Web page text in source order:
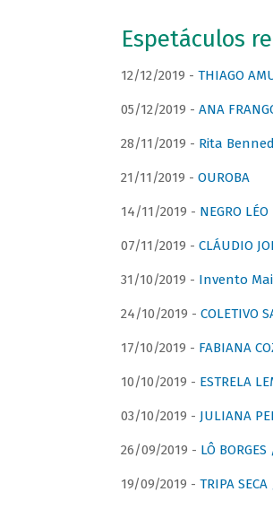
Espetáculos
12/12/2019 - THIAGO
05/12/2019 - ANA
28/11/2019 - Rita
21/11/2019 - OUROBA
14/11/2019 - NEGRO
07/11/2019 - CLÁUDIO
31/10/2019 - Invento
24/10/2019 - COLETIVO
17/10/2019 - FABIANA
10/10/2019 - ESTRELA
03/10/2019 - JULIANA
26/09/2019 - LÔ
19/09/2019 - TRIPA